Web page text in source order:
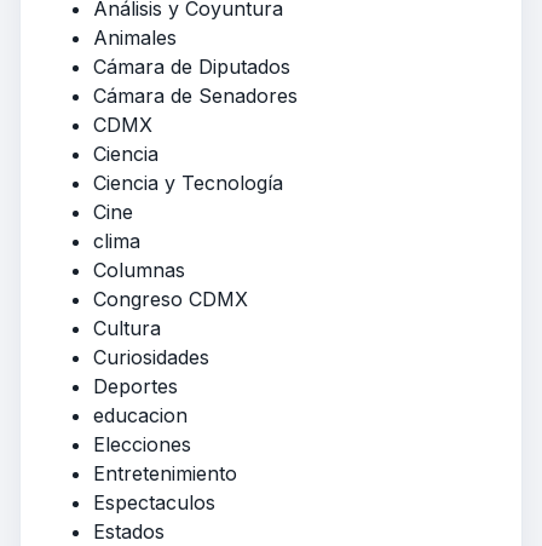
Análisis y Coyuntura
Animales
Cámara de Diputados
Cámara de Senadores
CDMX
Ciencia
Ciencia y Tecnología
Cine
clima
Columnas
Congreso CDMX
Cultura
Curiosidades
Deportes
educacion
Elecciones
Entretenimiento
Espectaculos
Estados